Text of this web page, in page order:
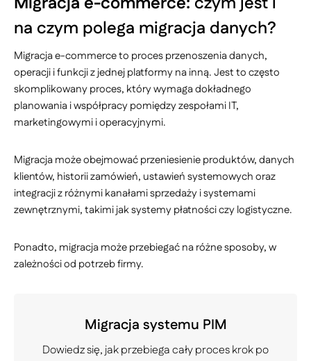
na czym polega migracja danych?
Migracja e-commerce to proces przenoszenia danych,
operacji i funkcji z jednej platformy na inną. Jest to często
skomplikowany proces, który wymaga dokładnego
planowania i współpracy pomiędzy zespołami IT,
marketingowymi i operacyjnymi.
Migracja może obejmować przeniesienie produktów, danych
klientów, historii zamówień, ustawień systemowych oraz
integracji z różnymi kanałami sprzedaży i systemami
zewnętrznymi, takimi jak systemy płatności czy logistyczne.
Ponadto, migracja może przebiegać na różne sposoby, w
zależności od potrzeb firmy.
Migracja systemu PIM
Dowiedz się, jak przebiega cały proces krok po